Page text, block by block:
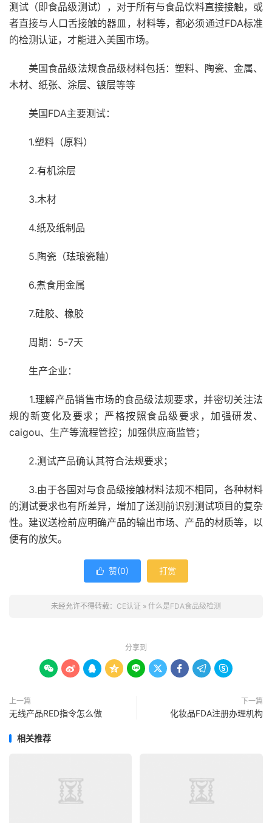
测试（即食品级测试），对于所有与食品饮料直接接触，或
者直接与人口舌接触的器皿，材料等，都必须通过FDA标准
的检测认证，才能进入美国市场。
美国食品级法规食品级材料包括：塑料、陶瓷、金属、
木材、纸张、涂层、镀层等等
美国FDA主要测试：
1.塑料（原料）
2.有机涂层
3.木材
4.纸及纸制品
5.陶瓷（珐琅瓷釉）
6.煮食用金属
7.硅胶、橡胶
周期：5-7天
生产企业：
1.理解产品销售市场的食品级法规要求，并密切关注法
规的新变化及要求；严格按照食品级要求，加强研发、
caigou、生产等流程管控；加强供应商监管；
2.测试产品确认其符合法规要求；
3.由于各国对与食品级接触材料法规不相同，各种材料
的测试要求也有所差异，增加了送测前识别测试项目的复杂
性。建议送检前应明确产品的输出市场、产品的材质等，以
便有的放矢。
 赞(0) 打赏
未经允许不得转载： CE认证 » 什么是FDA食品级检测
分享到
        
上一篇
无线产品RED指令怎么做
下一篇
化妆品FDA注册办理机构
相关推荐